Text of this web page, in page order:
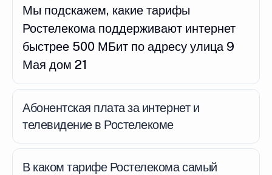
Мы подскажем, какие тарифы
Ростелекома поддерживают интернет
быстрее 500 МБит по адресу улица 9
Мая дом 21
Абонентская плата за интернет и
телевидение в Ростелекоме
В каком тарифе Ростелекома самый